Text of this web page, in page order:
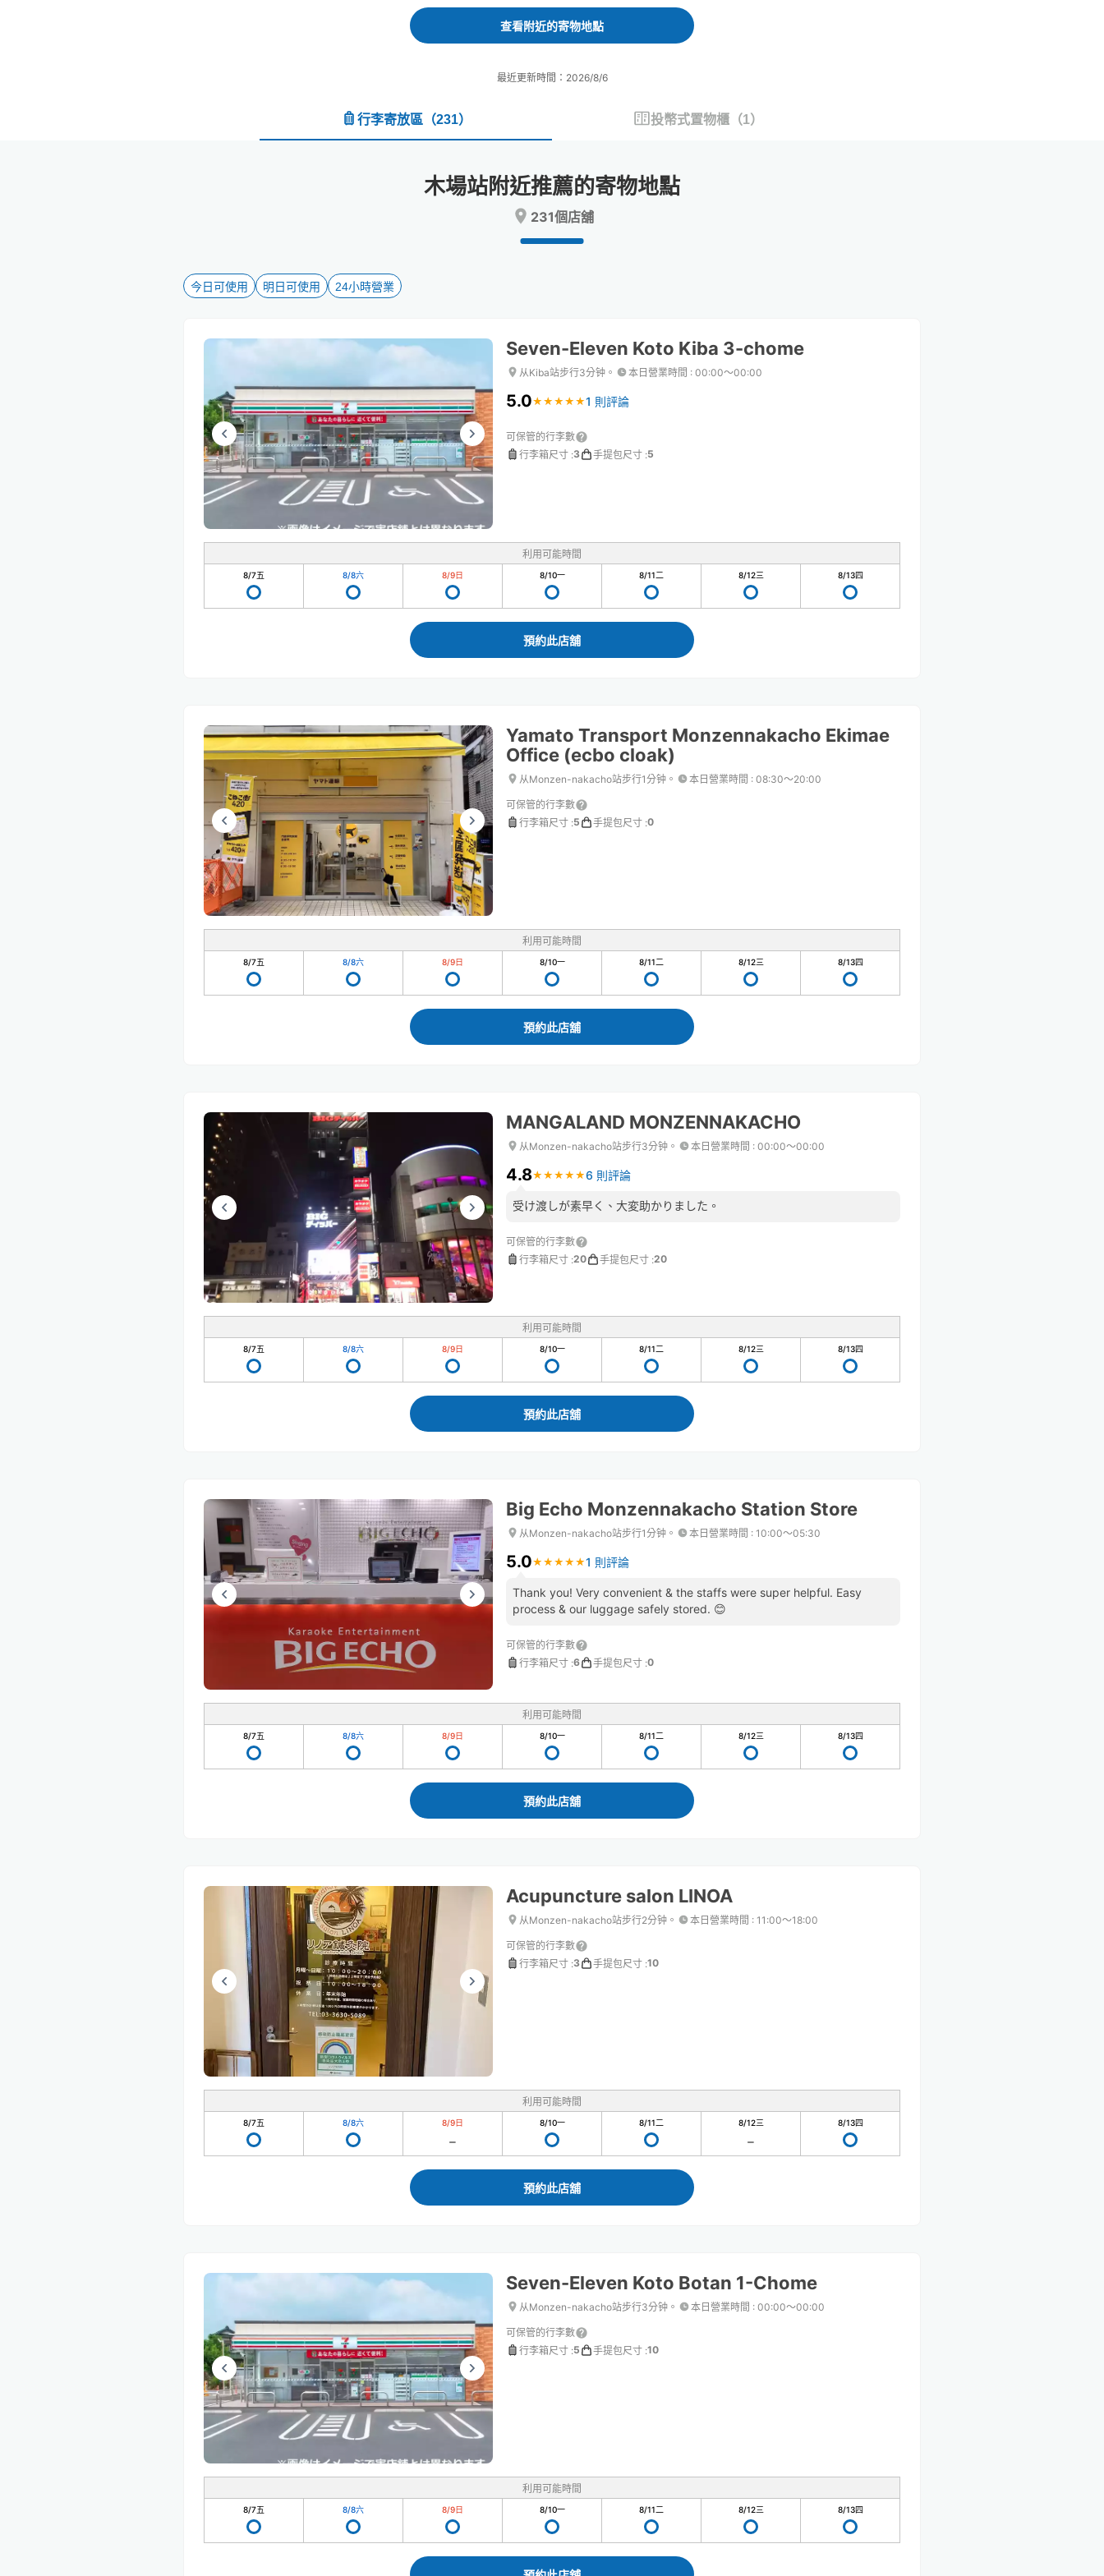
forward
to
the
calendar
select
the
changing
dates.
backward
interact
select
the
changing
dates.
查看附近的寄物地點
最近更新時間：2026/8/6
行李寄放區 （231） 投幣式置物櫃 （1）
木場站附近推薦的寄物地點
231個店舖
今日可使用 明日可使用 24小時營業
Seven-Eleven Koto Kiba 3-chome
从Kiba站步行3分钟。 本日營業時間 : 00:00〜00:00
5.0★ ★ ★ ★ ★
★ ★ ★ ★ ★1 則評論
可保管的行李數
行李箱尺寸 :3 手提包尺寸 :5
利用可能時間
8/7五 8/8六 8/9日 8/10一 8/11二 8/12三 8/13四
預約此店舖
Yamato Transport Monzennakacho Ekimae
Office (ecbo cloak)
从Monzen-nakacho站步行1分钟。 本日營業時間 : 08:30〜20:00
可保管的行李數
行李箱尺寸 :5 手提包尺寸 :0
利用可能時間
8/7五 8/8六 8/9日 8/10一 8/11二 8/12三 8/13四
預約此店舖
MANGALAND MONZENNAKACHO
从Monzen-nakacho站步行3分钟。 本日營業時間 : 00:00〜00:00
4.8★ ★ ★ ★ ★
★ ★ ★ ★ ★6 則評論
受け渡しが素早く、大変助かりました。
可保管的行李數
行李箱尺寸 :20 手提包尺寸 :20
利用可能時間
8/7五 8/8六 8/9日 8/10一 8/11二 8/12三 8/13四
預約此店舖
Big Echo Monzennakacho Station Store
从Monzen-nakacho站步行1分钟。 本日營業時間 : 10:00〜05:30
5.0★ ★ ★ ★ ★
★ ★ ★ ★ ★1 則評論
Thank you! Very convenient & the staffs were super helpful. Easy
process & our luggage safely stored. 😊
可保管的行李數
行李箱尺寸 :6 手提包尺寸 :0
利用可能時間
8/7五 8/8六 8/9日 8/10一 8/11二 8/12三 8/13四
預約此店舖
Acupuncture salon LINOA
从Monzen-nakacho站步行2分钟。 本日營業時間 : 11:00〜18:00
可保管的行李數
行李箱尺寸 :3 手提包尺寸 :10
利用可能時間
8/7五 8/8六 8/9日 8/10一 8/11二 8/12三 8/13四
預約此店舖
Seven-Eleven Koto Botan 1-Chome
从Monzen-nakacho站步行3分钟。 本日營業時間 : 00:00〜00:00
可保管的行李數
行李箱尺寸 :5 手提包尺寸 :10
利用可能時間
8/7五 8/8六 8/9日 8/10一 8/11二 8/12三 8/13四